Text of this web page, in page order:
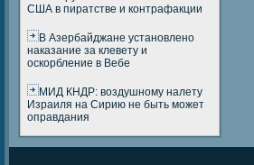
США в пиратстве и контрафакции
В Азербайджане установлено
наказание за клевету и
оскорбление в Вебе
МИД КНДР: воздушному налету
Израиля на Сирию не быть может
оправдания